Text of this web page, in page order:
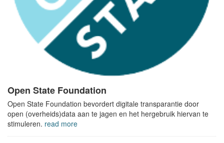
Open State Foundation
Open State Foundation bevordert digitale transparantie door
open (overheids)data aan te jagen en het hergebruik hiervan te
stimuleren. read more